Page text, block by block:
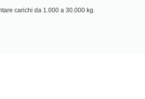
carichi da 1.000 a 30.000 kg.